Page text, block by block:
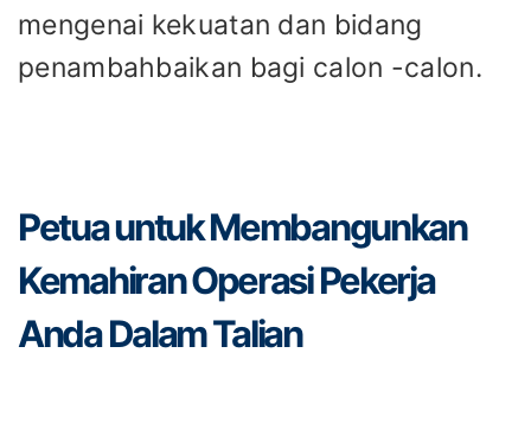
mengenai kekuatan dan bidang
penambahbaikan bagi calon -calon.
Petua untuk Membangunkan
Kemahiran Operasi Pekerja
Anda Dalam Talian